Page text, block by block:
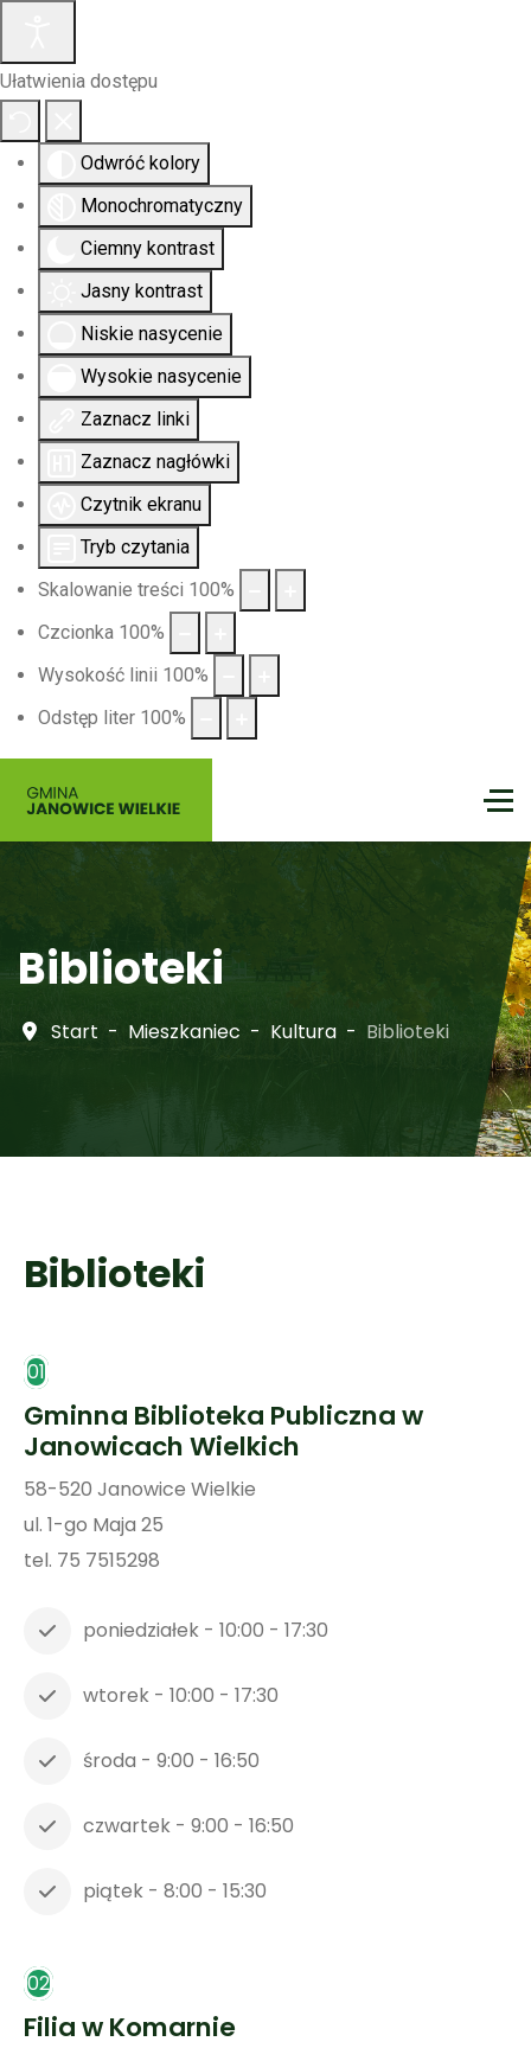
Ułatwienia dostępu
Odwróć kolory
Monochromatyczny
Ciemny kontrast
Jasny kontrast
Niskie nasycenie
Wysokie nasycenie
Zaznacz linki
Zaznacz nagłówki
Czytnik ekranu
Tryb czytania
Skalowanie treści 100%
Czcionka 100%
Wysokość linii 100%
Odstęp liter 100%
Biblioteki
Start Mieszkaniec Kultura Biblioteki
Biblioteki
01
Gminna Biblioteka Publiczna w
Janowicach Wielkich
58-520 Janowice Wielkie
ul. 1-go Maja 25
tel. 75 7515298
poniedziałek - 10:00 - 17:30
wtorek - 10:00 - 17:30
środa - 9:00 - 16:50
czwartek - 9:00 - 16:50
piątek - 8:00 - 15:30
02
Filia w Komarnie